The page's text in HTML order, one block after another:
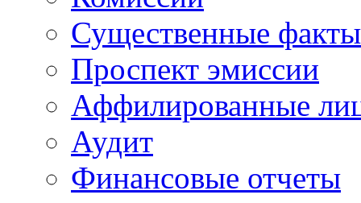
Существенные факты
Проспект эмиссии
Аффилированные
Аудит
Финансовые отчеты